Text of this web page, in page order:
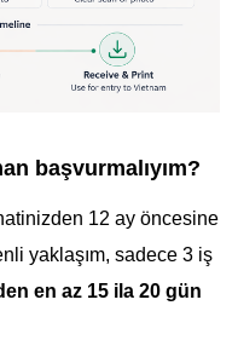
başvurmalıyım?
12 ay öncesine
yaklaşım, sadece 3 iş
en az 15 ila 20 gün